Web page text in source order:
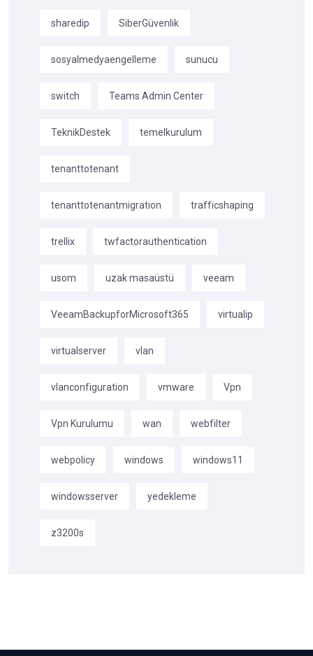
sharedip SiberGüvenlik
sosyalmedyaengelleme sunucu
switch Teams Admin Center
TeknikDestek temelkurulum
tenanttotenant
tenanttotenantmigration trafficshaping
trellix twfactorauthentication
usom uzak masaüstü veeam
VeeamBackupforMicrosoft365 virtualip
virtualserver vlan
vlanconfiguration vmware Vpn
Vpn Kurulumu wan webfilter
webpolicy windows windows11
windowsserver yedekleme
z3200s